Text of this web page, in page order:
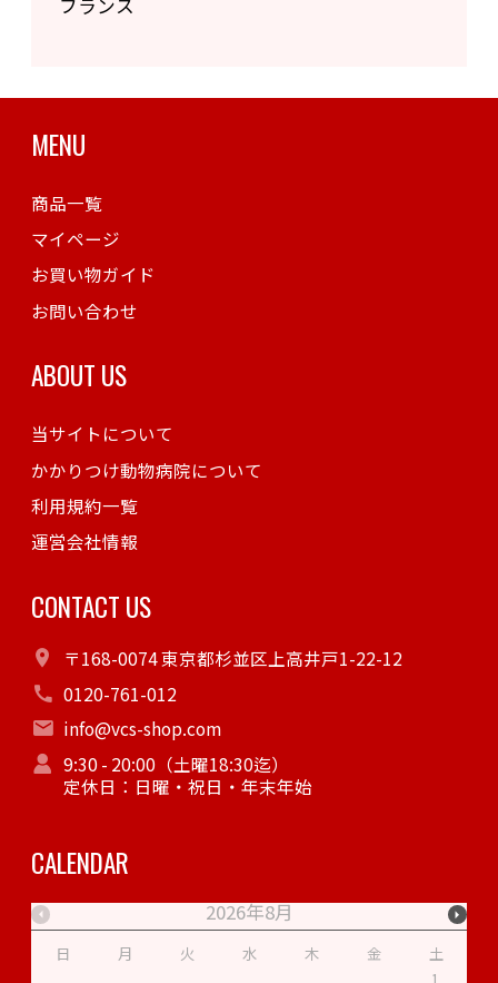
フランス
MENU
商品一覧
マイページ
お買い物ガイド
お問い合わせ
ABOUT US
当サイトについて
かかりつけ動物病院について
利用規約一覧
運営会社情報
CONTACT US
〒168-0074 東京都杉並区上高井戸1-22-12
0120-761-012
info@vcs-shop.com
9:30 - 20:00（土曜18:30迄）
定休日：日曜・祝日・年末年始
CALENDAR
2026年8月
日 月 火 水 木 金
土